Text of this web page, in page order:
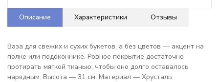
Описание Характеристики Отзывы
Ваза для свежих и сухих букетов, а без цветов — акцент на
полке или подоконнике. Ровное покрытие достаточно
протирать мягкой тканью, чтобы оно долго оставалось
нарядным. Высота — 31 см. Материал — Хрусталь.